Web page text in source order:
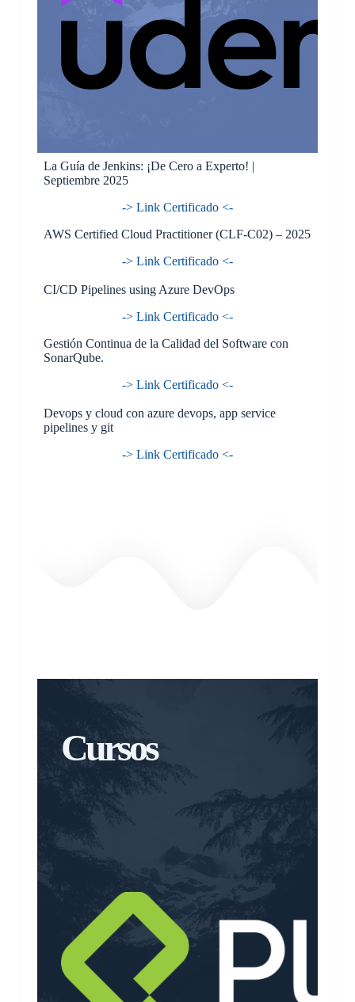
La Guía de Jenkins: ¡De Cero a Experto! |
Septiembre 2025
-> Link Certificado <-
AWS Certified Cloud Practitioner (CLF-C02) – 2025
-> Link Certificado <-
CI/CD Pipelines using Azure DevOps
-> Link Certificado <-
Gestión Continua de la Calidad del Software con
SonarQube.
-> Link Certificado <-
Devops y cloud con azure devops, app service
pipelines y git
-> Link Certificado <-
Cursos